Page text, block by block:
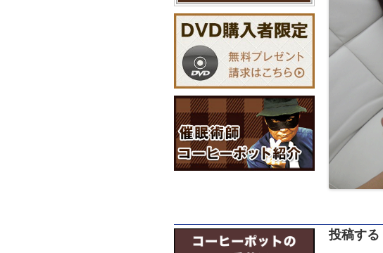
投稿する